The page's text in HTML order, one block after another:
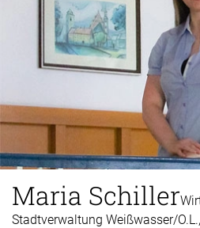
Maria Schiller
Stadtverwaltung Weißwasser/